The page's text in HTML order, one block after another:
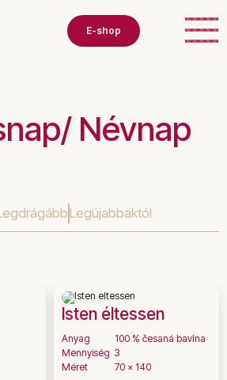
E-shop
Névnap
Legújabbaktól
Isten éltessen
Anyag
100 % česaná bavlna
Mennyiség 3
Méret
70 x 140